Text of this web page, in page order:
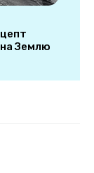
Землю